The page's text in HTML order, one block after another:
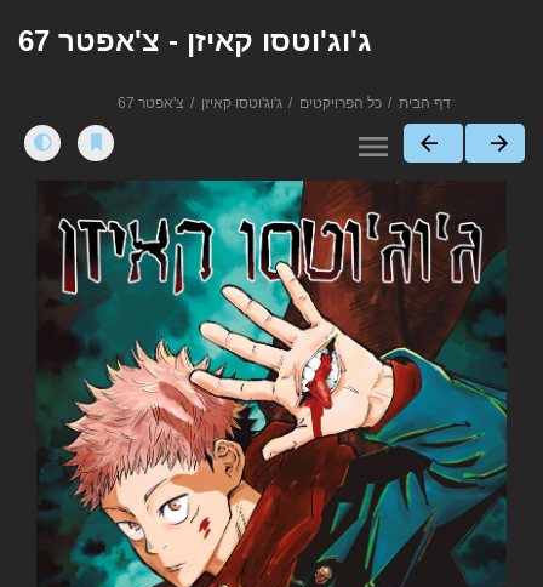
ג'וג'וטסו קאיזן - צ'אפטר 67
דף הבית כל הפרויקטים ג'וג'וטסו קאיזן צ'אפטר 67